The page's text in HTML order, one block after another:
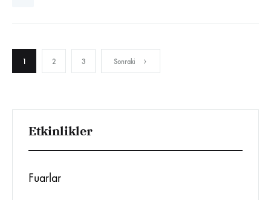
Yazı
sayfalaması
1 2 3 Sonraki
Etkinlikler
Fuarlar